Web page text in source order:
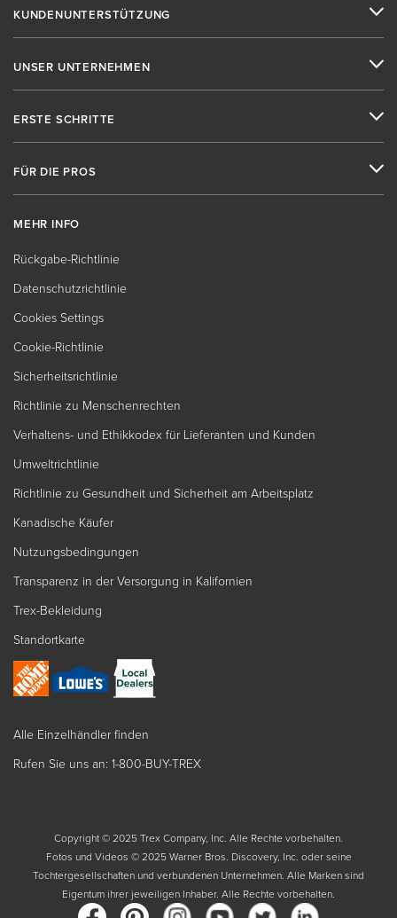
KUNDENUNTERSTÜTZUNG
UNSER UNTERNEHMEN
ERSTE SCHRITTE
FÜR DIE PROS
MEHR INFO
Rückgabe-Richtlinie
Datenschutzrichtlinie
Cookies Settings
Cookie-Richtlinie
Sicherheitsrichtlinie
Richtlinie zu Menschenrechten
Verhaltens- und Ethikkodex für Lieferanten und Kunden
Umweltrichtlinie
Richtlinie zu Gesundheit und Sicherheit am Arbeitsplatz
Kanadische Käufer
Nutzungsbedingungen
Transparenz in der Versorgung in Kalifornien
Trex-Bekleidung
Standortkarte
Alle Einzelhändler finden
Rufen Sie uns an: 1-800-BUY-TREX
Copyright © 2025 Trex Company, Inc. Alle Rechte vorbehalten.
Fotos und Videos © 2025 Warner Bros. Discovery, Inc. oder seine
Tochtergesellschaften und verbundenen Unternehmen. Alle Marken sind
Eigentum ihrer jeweiligen Inhaber. Alle Rechte vorbehalten.